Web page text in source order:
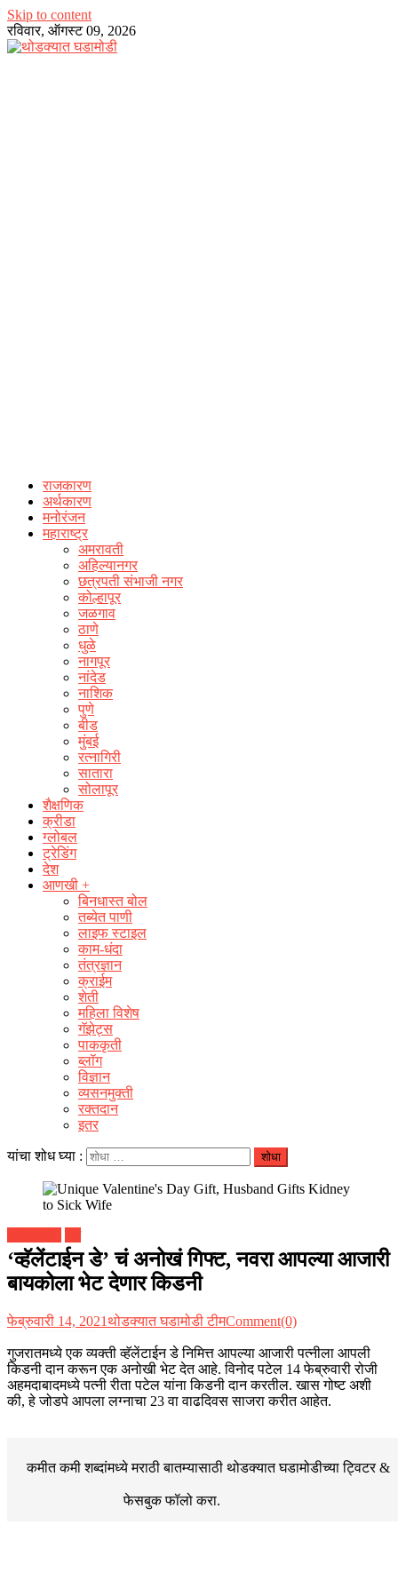
Skip to content
रविवार, ऑगस्ट 09, 2026
राजकारण
अर्थकारण
मनोरंजन
महाराष्ट्र
अमरावती
अहिल्यानगर
छत्रपती संभाजी नगर
कोल्हापूर
जळगाव
ठाणे
धुळे
नागपूर
नांदेड
नाशिक
पुणे
बीड
मुंबई
रत्नागिरी
सातारा
सोलापूर
शैक्षणिक
क्रीडा
ग्लोबल
ट्रेडिंग
देश
आणखी +
बिनधास्त बोल
तब्येत पाणी
लाइफ स्टाइल
काम-धंदा
तंत्रज्ञान
क्राईम
शेती
महिला विशेष
गॅझेट्स
पाककृती
ब्लॉग
विज्ञान
व्यसनमुक्ती
रक्‍तदान
इतर
यांचा शोध घ्या :
‘व्हॅलेंटाईन डे’ चं अनोखं गिफ्ट, नवरा आपल्या आजारी
बायकोला भेट देणार किडनी
फेब्रुवारी 14, 2021थोडक्यात घडामोडी टीमComment(0)
गुजरातमध्ये एक व्यक्ती व्हॅलेंटाईन डे निमित्त आपल्या आजारी पत्नीला आपली
किडनीदान करून एक अनोखी भेट देत आहे. विनोद पटेल 14 फेब्रुवारी रोजी
अहमदाबादमध्ये पत्नी रीता पटेल यांनाकिडनीदान करतील. खास गोष्ट अशी
की, हे जोडपे आपला लग्नाचा 23 वा वाढदिवस साजरा करीत आहेत.
कमीत कमी शब्दांमध्ये मराठी बातम्यासाठी थोडक्यात घडामोडीच्याट्विटर &
फेसबुकफॉलो करा.